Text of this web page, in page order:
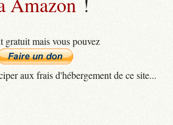
gratuit mais vous pouvez
aux frais d'hébergement de ce site...